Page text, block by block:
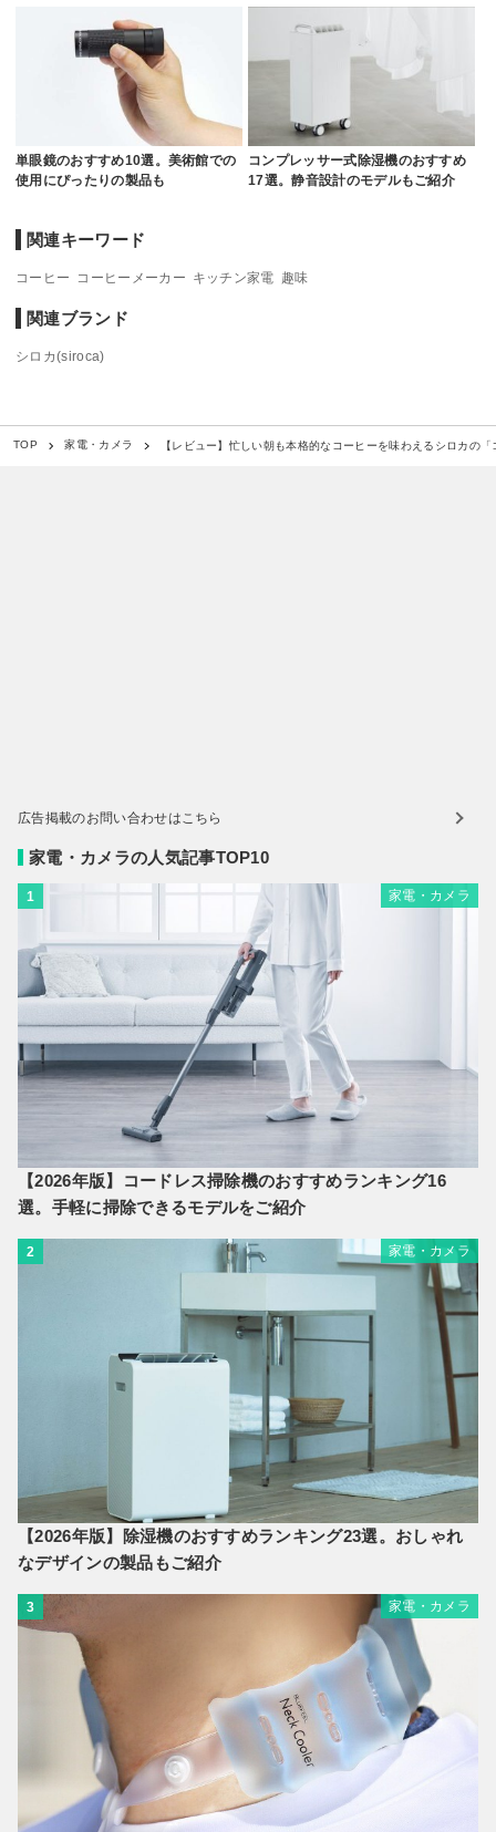
単眼鏡のおすすめ10選。美術館での
使用にぴったりの製品も
コンプレッサー式除湿機のおすすめ
17選。静音設計のモデルもご紹介
関連キーワード
コーヒー コーヒーメーカー キッチン家電 趣味
関連ブランド
シロカ(siroca)
TOP 家電・カメラ 【レビュー】忙しい朝も本格的なコーヒーを味わえるシロカの
広告掲載のお問い合わせはこちら
家電・カメラの人気記事TOP10
1 家電・カメラ
【2026年版】コードレス掃除機のおすすめランキング16
選。手軽に掃除できるモデルをご紹介
2 家電・カメラ
【2026年版】除湿機のおすすめランキング23選。おしゃれ
なデザインの製品もご紹介
3 家電・カメラ